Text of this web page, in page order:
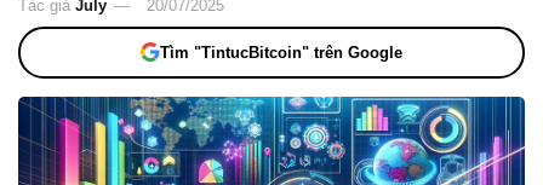
Tác giả July 20/07/2025
Tìm "TintucBitcoin" trên Google